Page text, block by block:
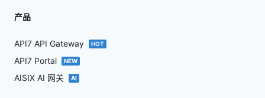
产品
API7 API Gateway HOT
API7 Portal NEW
AISIX AI 网关 AI